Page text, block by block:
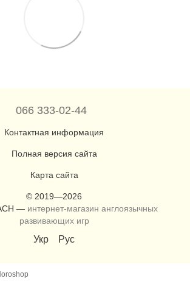
066 333-02-44
Контактная информация
Полная версия сайта
Карта сайта
© 2019—2026
— интернет-магазин англоязычных
развивающих игр
Укр Рус